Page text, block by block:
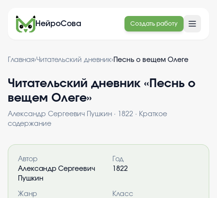
НейроСова Создать работу
Главная›Читательский дневник› Песнь о вещем Олеге
Читательский дневник « Песнь о
вещем Олеге»
Александр Сергеевич Пушкин · 1822 · Краткое
содержание
Информация о книге
Автор
Александр Сергеевич
Пушкин
Год
1822
Жанр
Класс